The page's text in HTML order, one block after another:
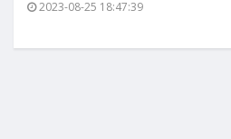
2023-08-25 18:47:39